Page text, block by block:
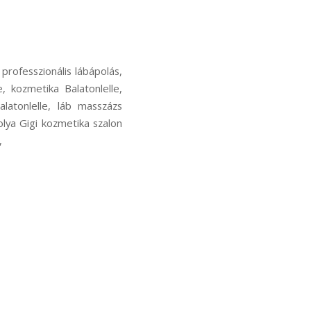
lábápolás,
kozmetika Balatonlelle,
láb masszázs
Gigi kozmetika szalon